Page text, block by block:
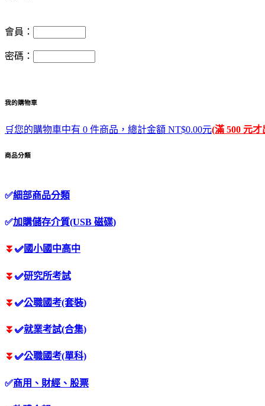
會員：
密碼：
我的購物車
🛒您的購物車中有 0 件商品，總計金額 NT$0.00元(滿 500 元才
商品分類
✅細部商品分類
✅加購儲存介質(USB 磁碟)
⏬ ✅國小國中高中
⏬ ✅研究所考試
⏬ ✅公職國考(套裝)
⏬ ✅就業考試(合集)
⏬ ✅公職國考(單科)
✅商用、財經、股票